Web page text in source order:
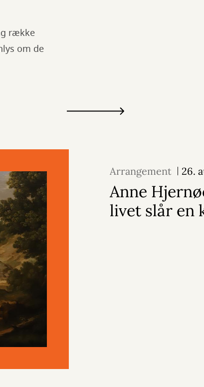
række
om de
Arrangement 26.
Anne
livet slår en